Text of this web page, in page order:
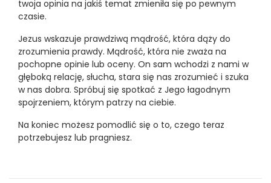
twoja opinia na jakiś temat zmieniła się po pewnym
czasie.
Jezus wskazuje prawdziwą mądrość, która dąży do
zrozumienia prawdy. Mądrość, która nie zważa na
pochopne opinie lub oceny. On sam wchodzi z nami w
głęboką relację, słucha, stara się nas zrozumieć i szuka
w nas dobra. Spróbuj się spotkać z Jego łagodnym
spojrzeniem, którym patrzy na ciebie.
Na koniec możesz pomodlić się o to, czego teraz
potrzebujesz lub pragniesz.